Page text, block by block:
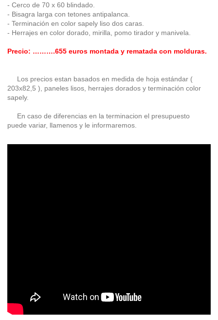
- Cerco de 70 x 60 blindado.
- Bisagra larga con tetones antipalanca.
- Terminación en color sapely liso dos caras.
- Herrajes en color dorado, mirilla, pomo tirador y manivela.
Precio: ……….655 euros montada y rematada con molduras.
Los precios estan basados en medida de hoja estándar (
203x82,5 ), paneles lisos, herrajes dorados y terminación color
sapely.
En caso de diferencias en la terminacion el presupuesto
puede variar, llamenos y le informaremos.